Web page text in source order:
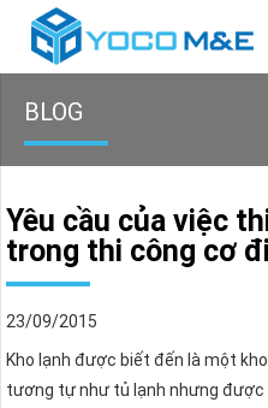
BLOG
Yêu cầu của việc
trong thi công cơ
23/09/2015
Kho lạnh được biết đến là một
tương tự như tủ lạnh nhưng